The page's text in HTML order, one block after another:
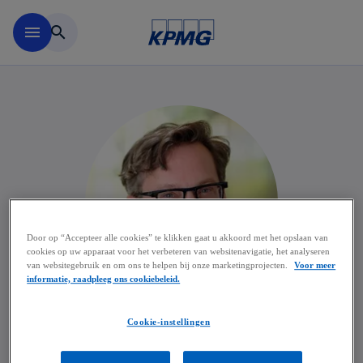
menu search
Filip Weynants
Door op “Accepteer alle cookies” te klikken gaat u akkoord met het opslaan van
cookies op uw apparaat voor het verbeteren van websitenavigatie, het analyseren
van websitegebruik en om ons te helpen bij onze marketingprojecten.
Voor meer
informatie, raadpleeg ons cookiebeleid.
Cookie-instellingen